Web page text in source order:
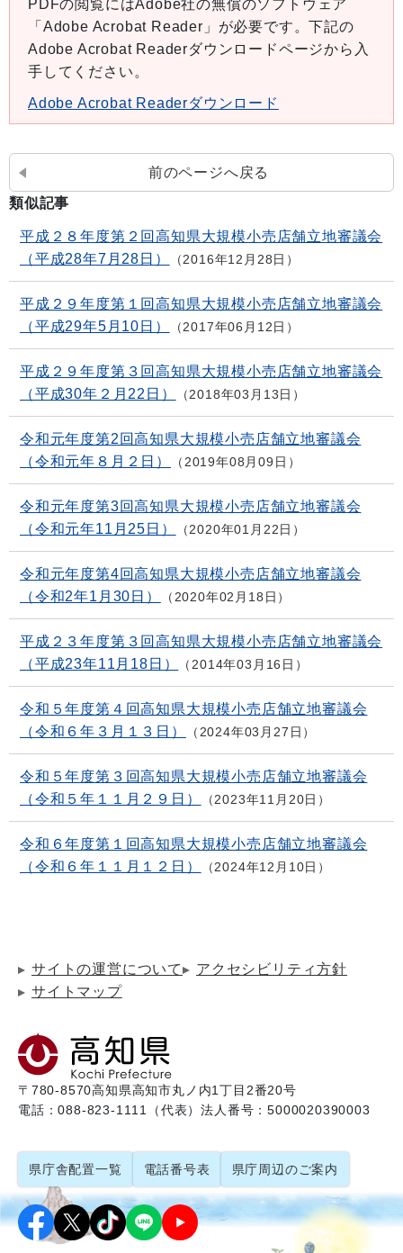
PDFの閲覧にはAdobe社の無償のソフトウェア
「Adobe Acrobat Reader」が必要です。下記の
Adobe Acrobat Readerダウンロードページから入
手してください。
Adobe Acrobat Readerダウンロード
前のページへ戻る
類似記事
平成２８年度第２回高知県大規模小売店舗立地審議会
（平成28年7月28日）
2016年12月28日
平成２９年度第１回高知県大規模小売店舗立地審議会
（平成29年5月10日）
2017年06月12日
平成２９年度第３回高知県大規模小売店舗立地審議会
（平成30年２月22日）
2018年03月13日
令和元年度第2回高知県大規模小売店舗立地審議会
（令和元年８月２日）
2019年08月09日
令和元年度第3回高知県大規模小売店舗立地審議会
（令和元年11月25日）
2020年01月22日
令和元年度第4回高知県大規模小売店舗立地審議会
（令和2年1月30日）
2020年02月18日
平成２３年度第３回高知県大規模小売店舗立地審議会
（平成23年11月18日）
2014年03月16日
令和５年度第４回高知県大規模小売店舗立地審議会
（令和６年３月１３日）
2024年03月27日
令和５年度第３回高知県大規模小売店舗立地審議会
（令和５年１１月２９日）
2023年11月20日
令和６年度第１回高知県大規模小売店舗立地審議会
（令和６年１１月１２日）
2024年12月10日
サイトの運営について
アクセシビリティ方針
サイトマップ
〒780-8570高知県高知市丸ノ内1丁目2番20号
電話：088-823-1111（代表）法人番号：5000020390003
県庁舎配置一覧 電話番号表 県庁周辺のご案内